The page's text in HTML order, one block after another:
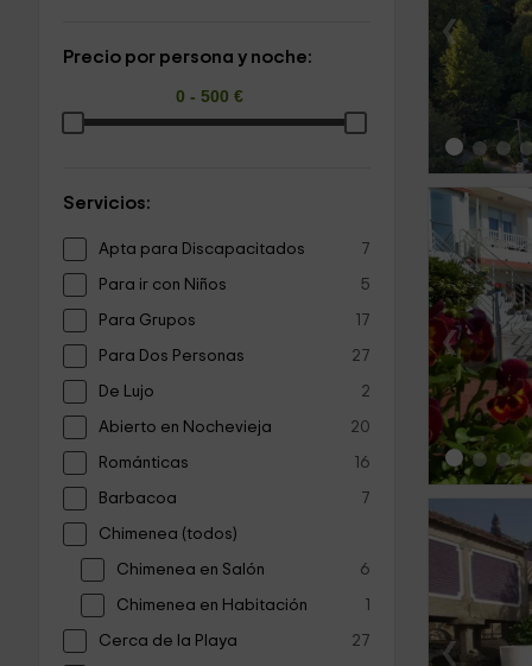
Precio por persona y noche:
Servicios:
Apta para Discapacitados 7
Para ir con Niños 5
Para Grupos 17
Para Dos Personas 27
De Lujo 2
Abierto en Nochevieja 20
Románticas 16
Barbacoa 7
Chimenea (todos)
Chimenea en Salón 6
Chimenea en Habitación 1
Cerca de la Playa 27
‹
‹
‹